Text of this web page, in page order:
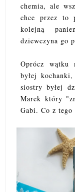
chemia, ale
chce przez to
kolejną
dziewczyna go
Oprócz wątku
byłej
siostry byłej
Marek który
Gabi. Co z